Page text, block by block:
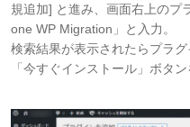
規追加] と進み、画面右上のプ
one WP Migration」と入力。
検索結果が表示されたらプラ
「今すぐインストール」ボタ